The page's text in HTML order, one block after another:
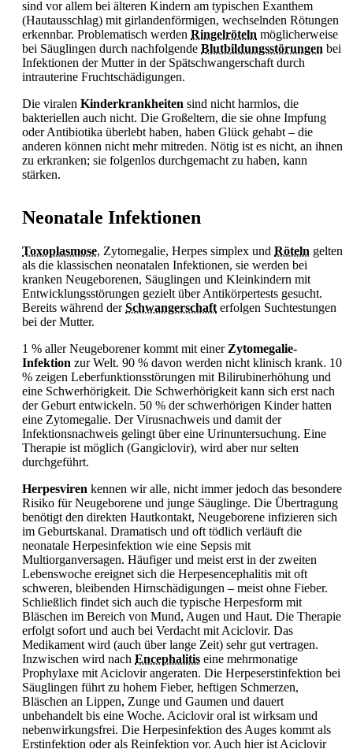
sind vor allem bei älteren Kindern am typischen Exanthem
(Hautausschlag) mit girlandenförmigen, wechselnden Rötungen
erkennbar. Problematisch werden Ringelröteln möglicherweise
bei Säuglingen durch nachfolgende Blutbildungsstörungen bei
Infektionen der Mutter in der Spätschwangerschaft durch
intrauterine Fruchtschädigungen.
Die viralen Kinderkrankheiten sind nicht harmlos, die
bakteriellen auch nicht. Die Großeltern, die sie ohne Impfung
oderAntibiotika überlebt haben, haben Glück gehabt – die
anderen können nicht mehr mitreden. Nötig ist es nicht, an ihnen
zu erkranken; sie folgenlos durchgemacht zu haben, kann
stärken.
Neonatale Infektionen
Toxoplasmose, Zytomegalie, Herpes simplex und Röteln gelten
als die klassischen neonatalen Infektionen, sie werden bei
kranken Neugeborenen, Säuglingen und Kleinkindern mit
Entwicklungsstörungen gezielt über Antikörpertests gesucht.
Bereits während derSchwangerschaft erfolgen Suchtestungen
bei der Mutter.
1 % aller Neugeborener kommt mit einer Zytomegalie-
Infektion zur Welt. 90 % davon werden nicht klinisch krank. 10
% zeigen Leberfunktionsstörungen mit Bilirubinerhöhung und
eine Schwerhörigkeit. Die Schwerhörigkeit kann sich erst nach
der Geburt entwickeln. 50 % der schwerhörigen Kinder hatten
eine Zytomegalie. Der Virusnachweis und damit der
Infektionsnachweis gelingt über eine Urinuntersuchung. Eine
Therapie ist möglich (Gangiclovir), wird aber nur selten
durchgeführt.
Herpesviren kennen wir alle, nicht immer jedoch das besondere
Risiko für Neugeborene und junge Säuglinge. Die Übertragung
benötigt den direkten Hautkontakt, Neugeborene infizieren sich
im Geburtskanal. Dramatisch und oft tödlich verläuft die
neonatale Herpesinfektion wie eine Sepsis mit
Multiorganversagen. Häufiger und meist erst in der zweiten
Lebenswoche ereignet sich die Herpesencephalitis mit oft
schweren, bleibenden Hirnschädigungen – meist ohne Fieber.
Schließlich findet sich auch die typische Herpesform mit
Bläschen im Bereich von Mund, Augen und Haut. Die Therapie
erfolgt sofort und auch bei Verdacht mit Aciclovir. Das
Medikament wird (auch über lange Zeit) sehr gut vertragen.
Inzwischen wird nach Encephalitis eine mehrmonatige
Prophylaxe mit Aciclovir angeraten. Die Herpeserstinfektion bei
Säuglingen führt zu hohem Fieber, heftigen Schmerzen,
Bläschen an Lippen, Zunge und Gaumen und dauert
unbehandelt bis eine Woche. Aciclovir oral ist wirksam und
nebenwirkungsfrei. Die Herpesinfektion des Auges kommt als
Erstinfektion oder als Reinfektion vor. Auch hier ist Aciclovir